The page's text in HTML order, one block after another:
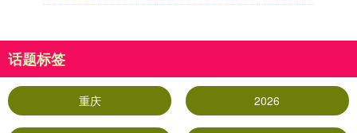
话题标签
重庆 2026